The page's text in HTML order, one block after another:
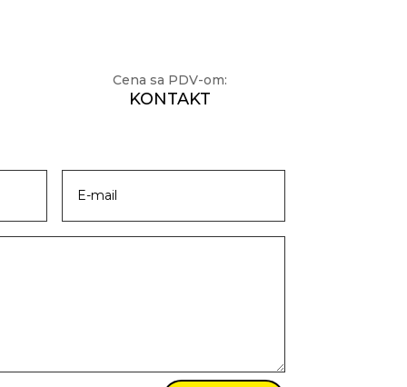
Cena sa PDV-om:
KONTAKT